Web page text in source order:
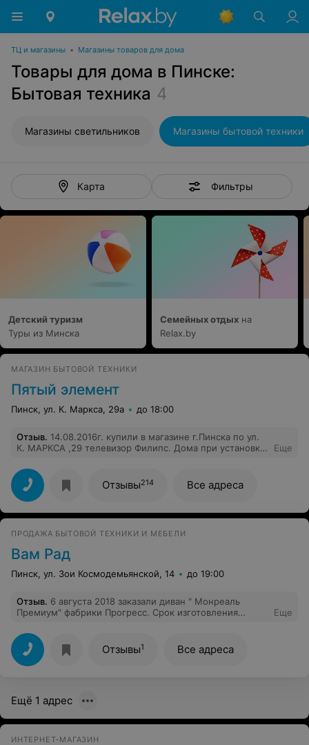
ТЦ и магазины • Магазины товаров для дома
Товары для дома в Пинске:
Бытовая техника 4
Магазины светильников Магазины бытовой техники
Карта Фильтры
Детский туризм
Туры из Минска
Семейных отдых на
Relax.by
МАГАЗИН БЫТОВОЙ ТЕХНИКИ
Пятый элемент
Пинск, ул. К. Маркса, 29а до 18:00
Отзыв. 14.08.2016г. купили в магазине г.Пинска по ул.
К. МАРКСА ,29 телевизор Филипс. Дома при установке
крепления, и болтик был под крышкой телевизора.
Самостоятельно вскрывать мы не стали и обратились в
магазин. Нас отослали в гарантийную мастерскую
которая пообещала в течение 3-х дней устранить
проблему. До сегодняшнего дня нет ни телевизора, ни
только куплен и не использовался. Что делать? Может
в суд?
Еще
Отзывы214 Все адреса
ПРОДАЖА БЫТОВОЙ ТЕХНИКИ И МЕБЕЛИ
Вам Рад
Пинск, ул. Зои Космодемьянской, 14 до 19:00
Отзыв. 6 августа 2018 заказали диван " Монреаль
Премиум" фабрики Прогресс. Срок изготовления
позвонили через две недели и сказали, что Ваш диван
готов. Хорошее обслуживание а магазине. Большое
спасибо продавцу Алине, которая приняла заказ по
телефону, а так помогла в выборе ткани. Удачных Вам
Еще
Отзывы1 Все адреса
Ещё 1 адрес
ИНТЕРНЕТ-МАГАЗИН